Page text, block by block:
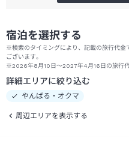
宿泊を選択する
※検索のタイミングにより、記載の旅行代金
ございます。
※2026年8月10日～2027年4月16日の旅行代
詳細エリアに絞り込む
やんばる・オクマ
周辺エリアを表示する